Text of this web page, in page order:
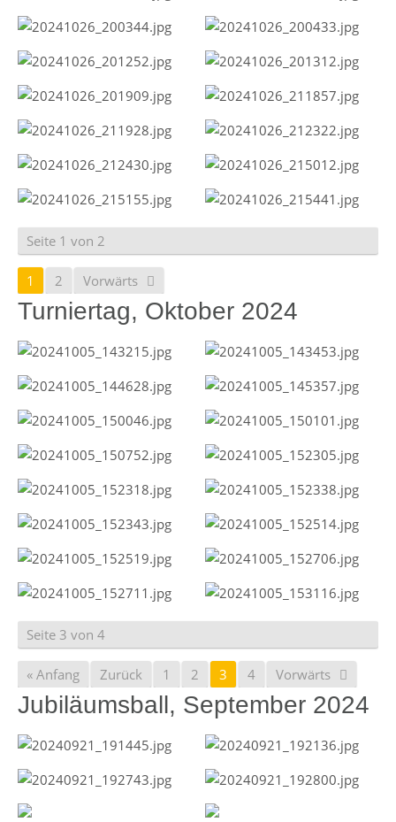
Seite 1 von 2
1 2 Vorwärts
Turniertag, Oktober 2024
Seite 3 von 4
« Anfang Zurück 1 2 3 4 Vorwärts
Jubiläumsball, September 2024